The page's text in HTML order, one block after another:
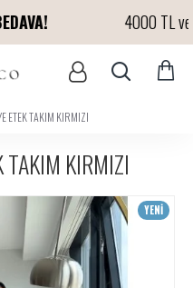
4000 TL ve
ETEK TAKIM KIRMIZI
TAKIM KIRMIZI
YENİ